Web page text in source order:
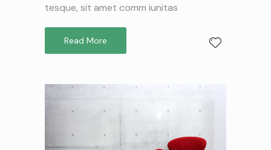
tesque, sit amet comm iunitas
Read More